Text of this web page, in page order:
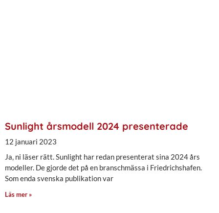
Sunlight årsmodell 2024 presenterade
12 januari 2023
Ja, ni läser rätt. Sunlight har redan presenterat sina 2024 års
modeller. De gjorde det på en branschmässa i Friedrichshafen.
Som enda svenska publikation var
Läs mer »